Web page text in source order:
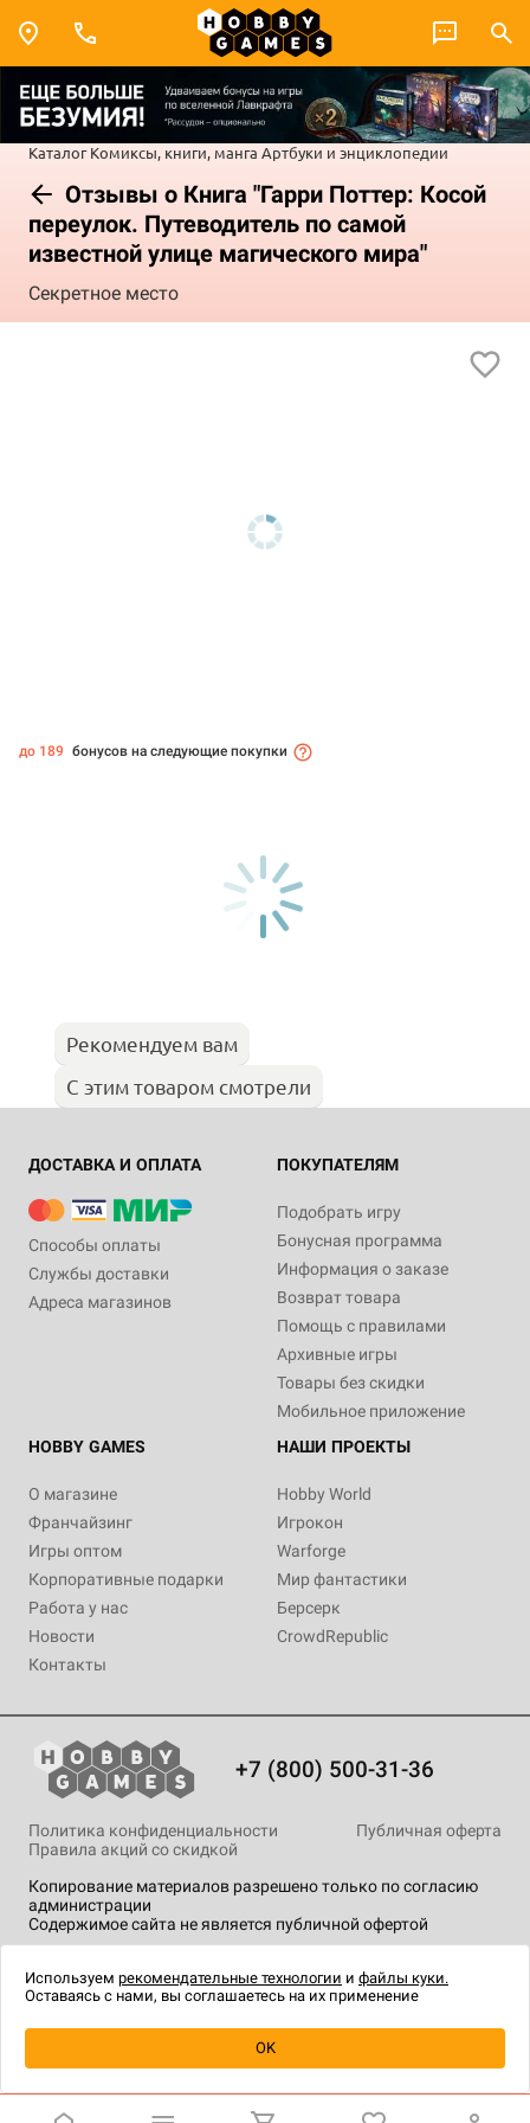
Каталог Комиксы, книги, манга Артбуки и энциклопедии
Отзывы о Книга "Гарри Поттер: Косой
переулок. Путеводитель по самой
известной улице магического мира"
Секретное место
Уведомить о наличии
до 189 бонусов на следующие покупки
Рекомендуем вам
С этим товаром смотрели
ДОСТАВКА И ОПЛАТА
Способы оплаты
Службы доставки
Адреса магазинов
ПОКУПАТЕЛЯМ
Подобрать игру
Бонусная программа
Информация о заказе
Возврат товара
Помощь с правилами
Архивные игры
Товары без скидки
Мобильное приложение
HOBBY GAMES
О магазине
Франчайзинг
Игры оптом
Корпоративные подарки
Работа у нас
Новости
Контакты
НАШИ ПРОЕКТЫ
Hobby World
Игрокон
Warforge
Мир фантастики
Берсерк
CrowdRepublic
+7 (800) 500-31-36
Копирование материалов разрешено только по согласию
администрации
Содержимое сайта не является публичной офертой
Политика конфиденциальности
Публичная оферта
Правила акций со скидкой
технологии.
Используем рекомендательные технологии и файлы куки.
Оставаясь с нами, вы соглашаетесь на их применение
OK